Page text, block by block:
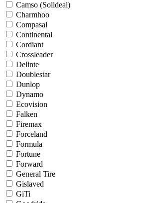
Camso (Solideal)
Charmhoo
Compasal
Continental
Cordiant
Crossleader
Delinte
Doublestar
Dunlop
Dynamo
Ecovision
Falken
Firemax
Forceland
Formula
Fortune
Forward
General Tire
Gislaved
GiTi